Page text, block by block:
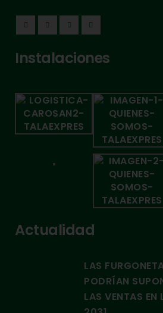
Instalaciones
Actualidad
LAS
PODRÍAN
LAS VENTAS EN